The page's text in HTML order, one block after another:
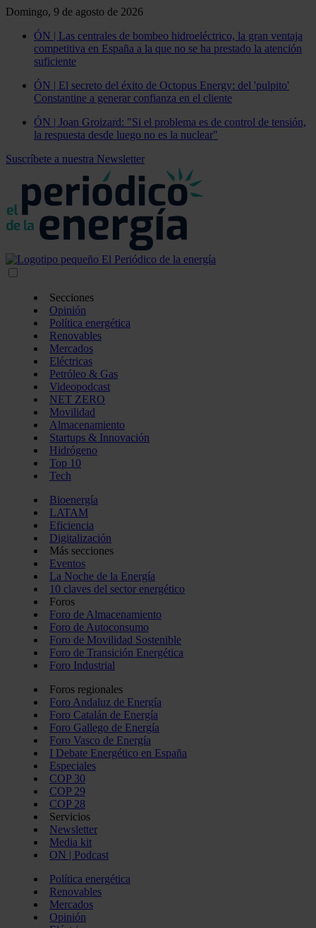
Domingo, 9 de agosto de 2026
ÓN | Las centrales de bombeo hidroeléctrico, la gran ventaja
competitiva en España a la que no se ha prestado la atención
suficiente
ÓN | El secreto del éxito de Octopus Energy: del 'pulpito'
Constantine a generar confianza en el cliente
ÓN | Joan Groizard: "Si el problema es de control de tensión,
la respuesta desde luego no es la nuclear"
Suscríbete a nuestra Newsletter
Secciones
Opinión
Política energética
Renovables
Mercados
Eléctricas
Petróleo & Gas
Videopodcast
NET ZERO
Movilidad
Almacenamiento
Startups & Innovación
Hidrógeno
Top 10
Tech
Bioenergía
LATAM
Eficiencia
Digitalización
Más secciones
Eventos
La Noche de la Energía
10 claves del sector energético
Foros
Foro de Almacenamiento
Foro de Autoconsumo
Foro de Movilidad Sostenible
Foro de Transición Energética
Foro Industrial
Foros regionales
Foro Andaluz de Energía
Foro Catalán de Energía
Foro Gallego de Energía
Foro Vasco de Energía
I Debate Energético en España
Especiales
COP 30
COP 29
COP 28
Servicios
Newsletter
Media kit
ON | Podcast
Política energética
Renovables
Mercados
Opinión